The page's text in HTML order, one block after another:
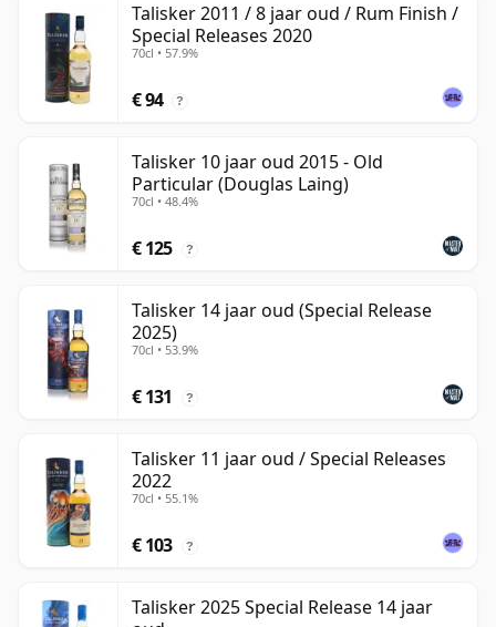
Talisker 2011 / 8 jaar oud / Rum Finish /
Special Releases 2020
70cl • 57.9%
€ 94 ?
Talisker 10 jaar oud 2015 - Old
Particular (Douglas Laing)
70cl • 48.4%
€ 125 ?
Talisker 14 jaar oud (Special Release
2025)
70cl • 53.9%
€ 131 ?
Talisker 11 jaar oud / Special Releases
2022
70cl • 55.1%
€ 103 ?
Talisker 2025 Special Release 14 jaar